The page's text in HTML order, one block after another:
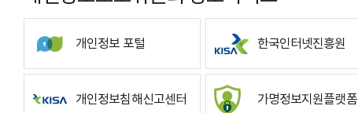
개인정보 포털 한국인터넷진흥원
개인정보침해신고센터 가명정보지원플랫폼